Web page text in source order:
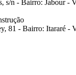
s/n - Bairro: Jabour -
81 - Bairro: Itararé -